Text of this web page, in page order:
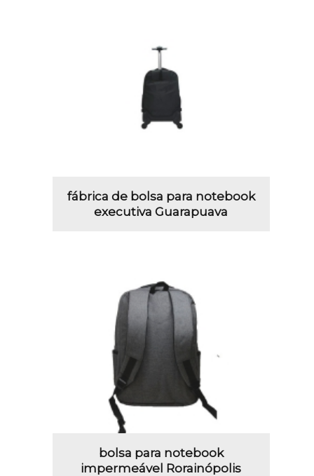
fábrica de bolsa para notebook
executiva Guarapuava
bolsa para notebook
impermeável Rorainópolis